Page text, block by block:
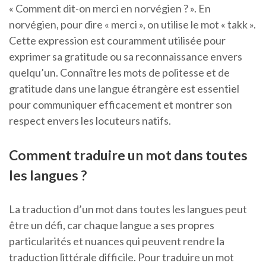
« Comment dit-on merci en norvégien ? ». En
norvégien, pour dire « merci », on utilise le mot « takk ».
Cette expression est couramment utilisée pour
exprimer sa gratitude ou sa reconnaissance envers
quelqu’un. Connaître les mots de politesse et de
gratitude dans une langue étrangère est essentiel
pour communiquer efficacement et montrer son
respect envers les locuteurs natifs.
Comment traduire un mot dans toutes
les langues ?
La traduction d’un mot dans toutes les langues peut
être un défi, car chaque langue a ses propres
particularités et nuances qui peuvent rendre la
traduction littérale difficile. Pour traduire un mot